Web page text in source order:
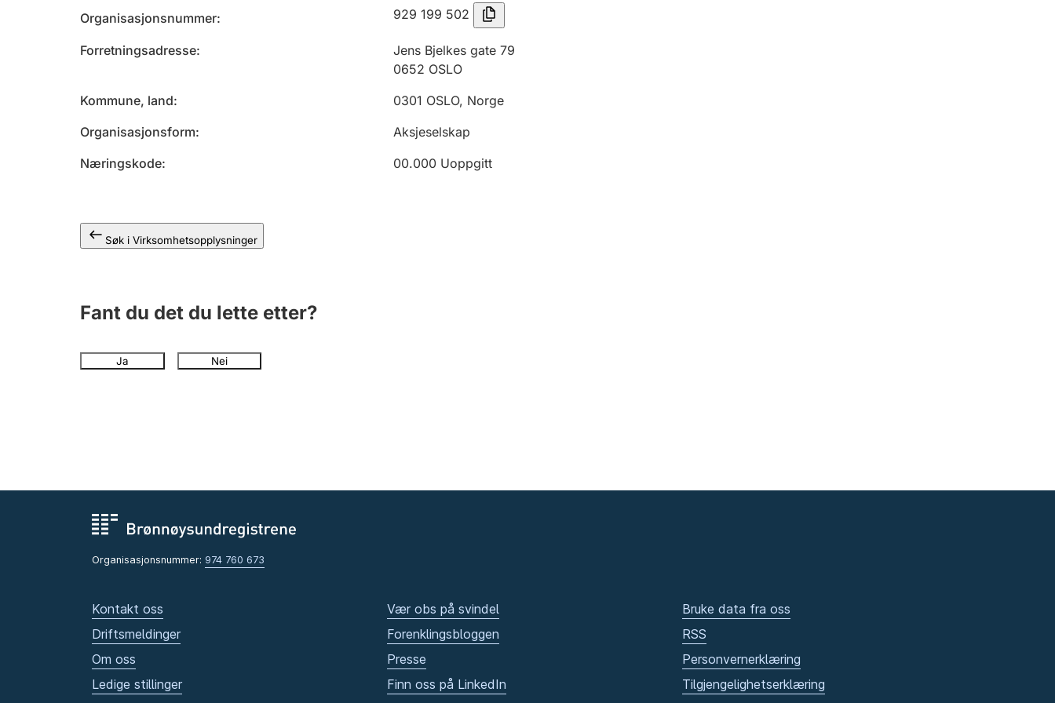
Organisasjonsnummer 929 199 502
Forretningsadresse
Jens Bjelkes gate 79
0652 OSLO
Kommune, land
0301 OSLO, Norge
Organisasjonsform
Aksjeselskap
Næringskode
00.000 Uoppgitt
Søk i Virksomhetsopplysninger
Fant du det du lette etter?
Ja Nei
Organisasjonsnummer: 974 760 673
Kontakt oss
Driftsmeldinger
Om oss
Ledige stillinger
Vær obs på svindel
Forenklingsbloggen
Presse
Finn oss på LinkedIn
Bruke data fra oss
RSS
Personvernerklæring
Tilgjengelighetserklæring